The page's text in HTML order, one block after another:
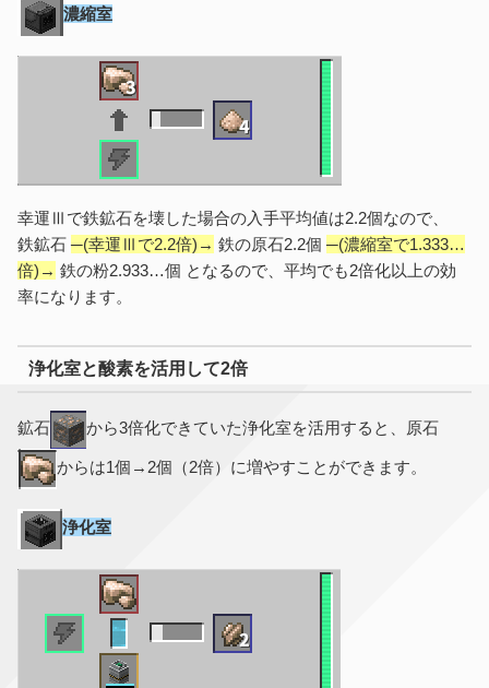
濃縮室
幸運Ⅲで鉄鉱石を壊した場合の入手平均値は2.2個なので、
鉄鉱石 ─(幸運Ⅲで2.2倍)→ 鉄の原石2.2個 ─(濃縮室で1.333…
倍)→ 鉄の粉2.933…個 となるので、平均でも2倍化以上の効
率になります。
浄化室と酸素を活用して2倍
鉱石 から3倍化できていた浄化室を活用すると、原石
からは1個→2個（2倍）に増やすことができます。
浄化室